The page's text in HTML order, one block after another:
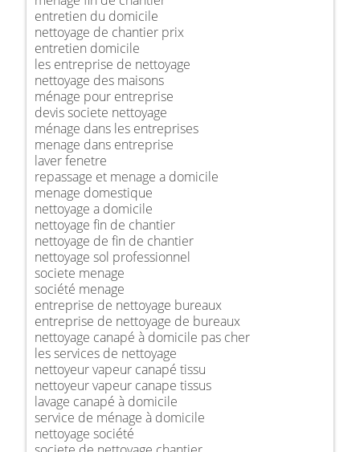
entretien du domicile
nettoyage de chantier prix
entretien domicile
les entreprise de nettoyage
nettoyage des maisons
ménage pour entreprise
devis societe nettoyage
ménage dans les entreprises
menage dans entreprise
laver fenetre
repassage et menage a domicile
menage domestique
nettoyage a domicile
nettoyage fin de chantier
nettoyage de fin de chantier
nettoyage sol professionnel
societe menage
société menage
entreprise de nettoyage bureaux
entreprise de nettoyage de bureaux
nettoyage canapé à domicile pas cher
les services de nettoyage
nettoyeur vapeur canapé tissu
nettoyeur vapeur canape tissus
lavage canapé à domicile
service de ménage à domicile
nettoyage société